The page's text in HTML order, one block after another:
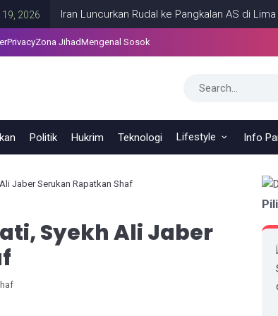
Iran Luncurkan Rudal ke Pangkalan AS di Lima Negara
PrivacyZona JihadMengenal Sosok
Politik Hukrim Teknologi Lifestyle Info
Jaber Serukan Rapatkan Shaf
Syekh Ali Jaber